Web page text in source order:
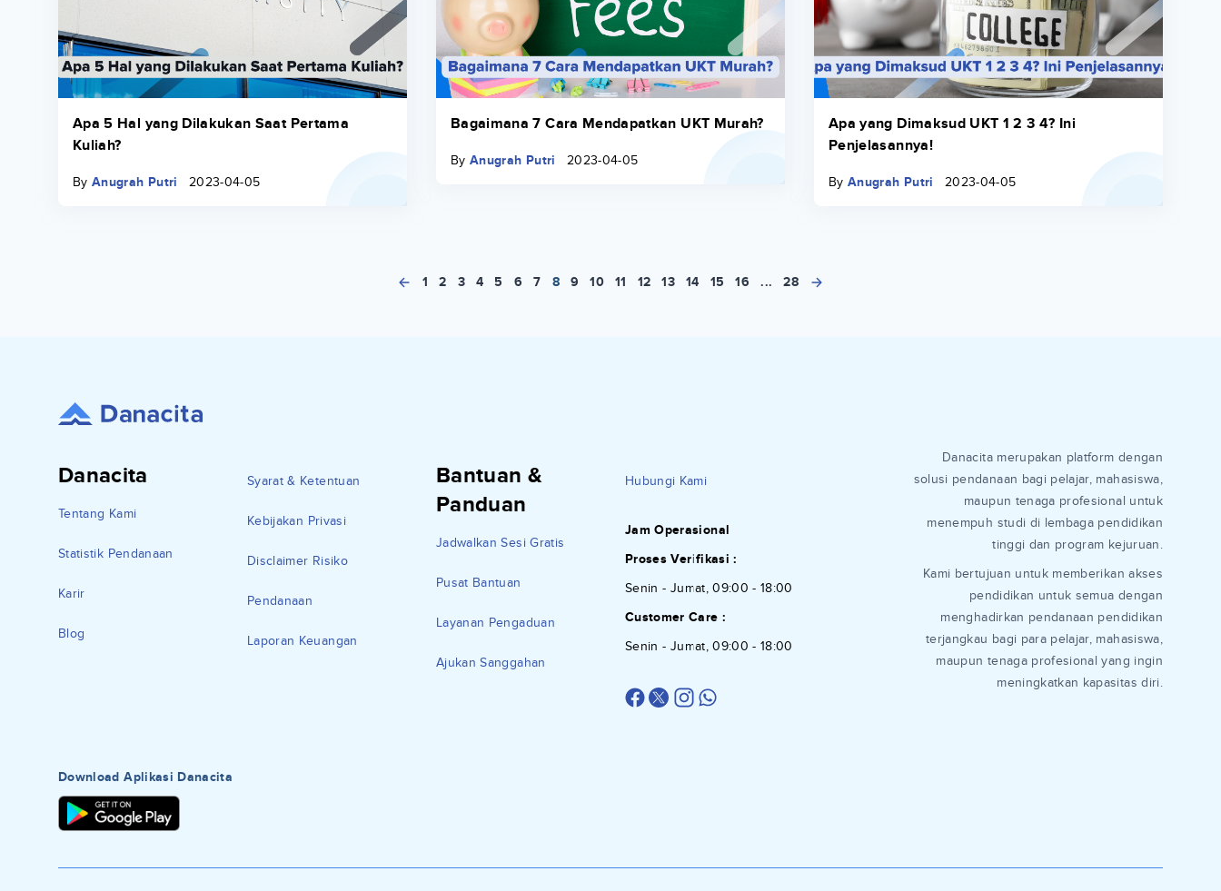
Apa 5 Hal yang Dilakukan Saat Pertama
Kuliah?
By Anugrah Putri 2023-04-05
Bagaimana 7 Cara Mendapatkan UKT Murah?
By Anugrah Putri 2023-04-05
Apa yang Dimaksud UKT 1 2 3 4? Ini
Penjelasannya!
By Anugrah Putri 2023-04-05
1 2 3 4 5 6 7 8 9 10 11 12 13 14 15 16 ... 28
Danacita
Tentang Kami
Statistik Pendanaan
Karir
Blog
Syarat & Ketentuan
Kebijakan Privasi
Disclaimer Risiko
Pendanaan
Laporan Keuangan
Bantuan &
Panduan
Jadwalkan Sesi Gratis
Pusat Bantuan
Layanan Pengaduan
Ajukan Sanggahan
Hubungi Kami
Jam Operasional
Proses Verifikasi :
Senin - Jumat, 09:00 - 18:00
Customer Care :
Senin - Jumat, 09:00 - 18:00
Danacita merupakan platform dengan
solusi pendanaan bagi pelajar, mahasiswa,
maupun tenaga profesional untuk
menempuh studi di lembaga pendidikan
tinggi dan program kejuruan.
Kami bertujuan untuk memberikan akses
pendidikan untuk semua dengan
menghadirkan pendanaan pendidikan
terjangkau bagi para pelajar, mahasiswa,
maupun tenaga profesional yang ingin
meningkatkan kapasitas diri.
Download Aplikasi Danacita